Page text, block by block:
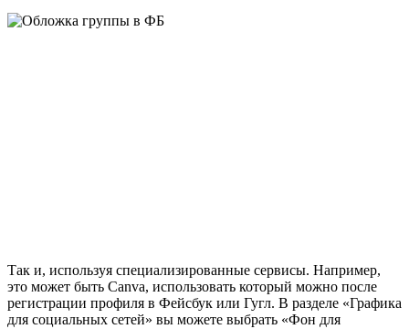
Так и, используя специализированные сервисы. Например,
это может быть Canva, использовать который можно после
регистрации профиля в Фейсбук или Гугл. В разделе «Графика
для социальных сетей» вы можете выбрать «Фон для